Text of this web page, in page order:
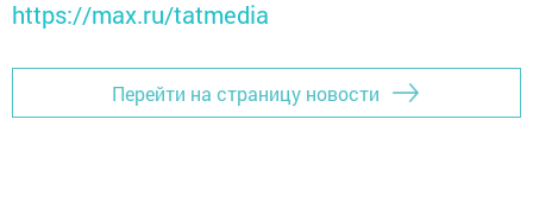
https://max.ru/tatmedia
Перейти на страницу новости